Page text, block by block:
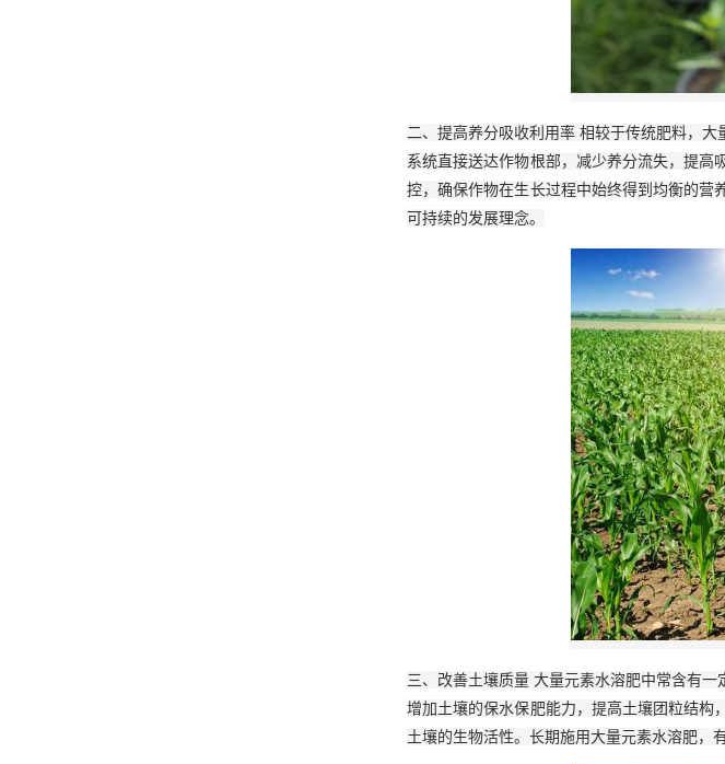
二、提高养分吸收利用率 相较于传统肥料，
系统直接送达作物根部，减少养分流失，提高
控，确保作物在生长过程中始终得到均衡的营
可持续的发展理念。
三、改善土壤质量 大量元素水溶肥中常含有
增加土壤的保水保肥能力，提高土壤团粒结构
土壤的生物活性。长期施用大量元素水溶肥，